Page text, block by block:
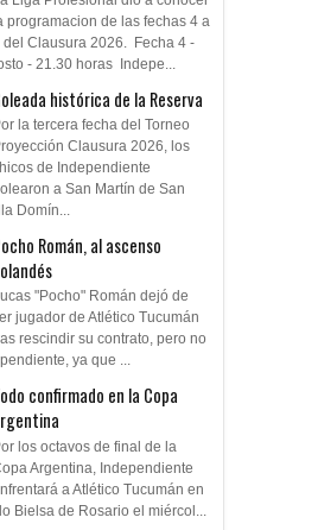
programacion de las fechas 4 a
del Clausura 2026. Fecha 4 -
- 21.30 horas Indepe...
histórica de la Reserva
la tercera fecha del Torneo
Clausura 2026, los
de Independiente
a San Martín de San
Domín...
Román, al ascenso
"Pocho" Román dejó de
jugador de Atlético Tucumán
rescindir su contrato, pero no
ya que ...
confirmado en la Copa
los octavos de final de la
Argentina, Independiente
a Atlético Tucumán en
Bielsa de Rosario el miércol...